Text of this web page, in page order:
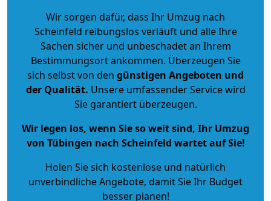
Wir sorgen dafür, dass Ihr Umzug nach
Scheinfeld reibungslos verläuft und alle Ihre
Sachen sicher und unbeschadet an Ihrem
Bestimmungsort ankommen. Überzeugen Sie
sich selbst von den günstigen Angeboten und
der Qualität. Unsere umfassender Service wird
Sie garantiert überzeugen.
Wir legen los, wenn Sie so weit sind, Ihr Umzug
von Tübingen nach Scheinfeld wartet auf Sie!
Holen Sie sich kostenlose und natürlich
unverbindliche Angebote, damit Sie Ihr Budget
besser planen!